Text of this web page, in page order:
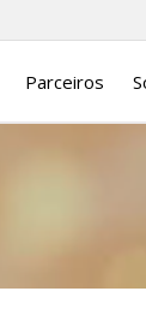
Parceiros